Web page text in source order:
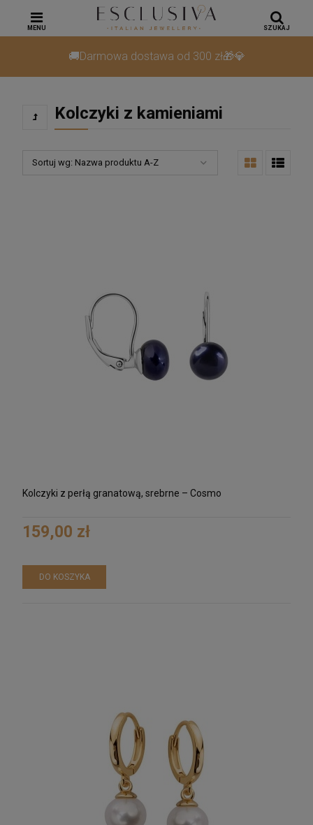
🚚Darmowa dostawa od 300 zł🎁💎
MENU SZUKAJ
Kolczyki z kamieniami
Sortuj wg: Nazwa produktu A-Z
Kolczyki z perłą granatową, srebrne – Cosmo
159,00 zł
DO KOSZYKA